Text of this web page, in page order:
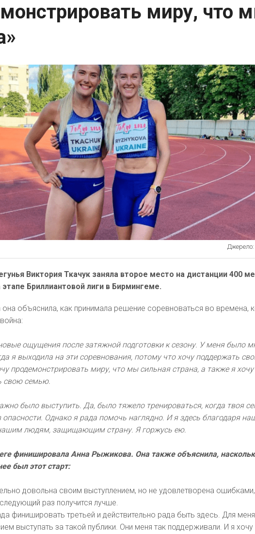
миру, что
Джерело:
Виктория Ткачук заняла второе место на дистанции 400
Бриллиантовой лиги в Бирмингеме.
объяснила, как принимала решение соревноваться во времена,
ощущения после затяжной подготовки к сезону. У меня было
я выходила на эти соревнования, потому что хочу поддержать
продемонстрировать миру, что мы сильная страна, а также я хочу
свою семью.
было выступить. Да, было тяжело тренироваться, когда твоя
опасности. Однако я рада помочь наглядно. И я здесь благодаря
людям, защищающим страну. Я горжусь ею.
финишировала Анна Рыжикова. Она также объяснила,
был этот старт:
довольна своим выступлением, но не удовлетворена ошибками,
раз получится лучше.
финишировать третьей и действительно рада быть здесь. Для
выступать за такой публики. Они меня так поддерживали. И я хочу